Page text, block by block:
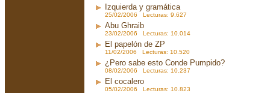
Izquierda y gramática
25/02/2006 Lecturas: 9.627
Abu Ghraib
23/02/2006 Lecturas: 10.014
El papelón de ZP
11/02/2006 Lecturas: 10.520
¿Pero sabe esto Conde Pumpido?
08/02/2006 Lecturas: 10.237
El cocalero
05/02/2006 Lecturas: 10.823